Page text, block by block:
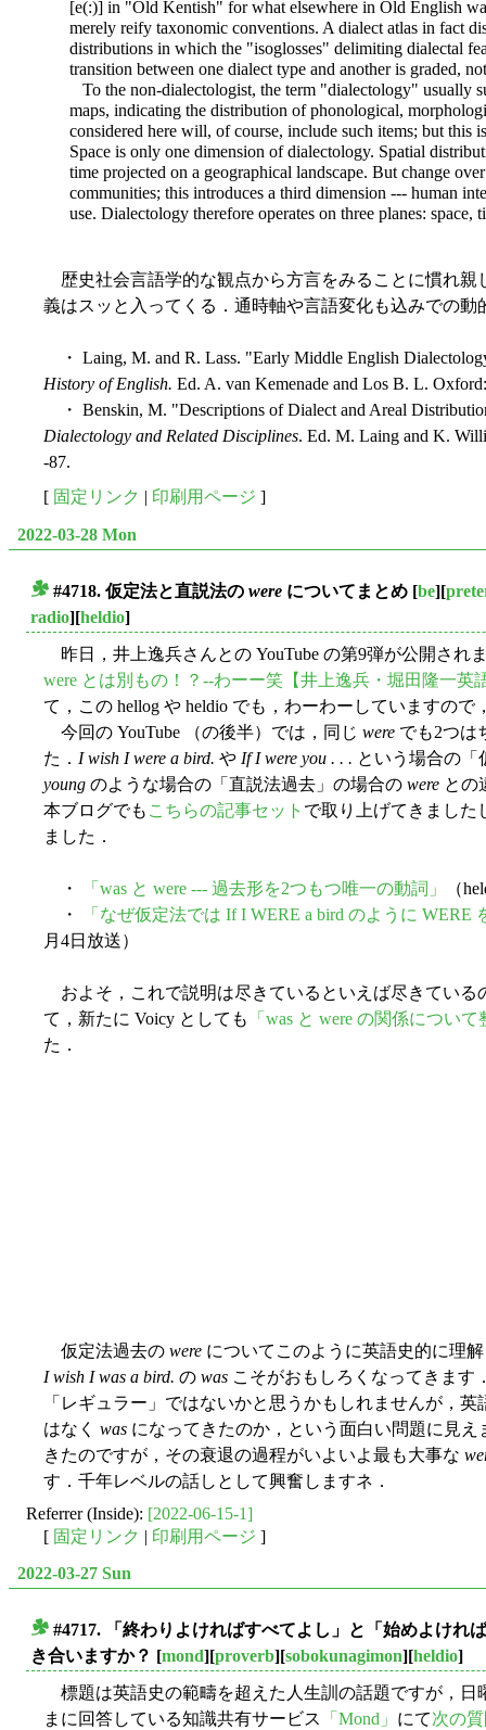
[e(:)] in "Old Kentish" for what elsewhere in Old English
merely reify taxonomic conventions. A dialect atlas in fact
distributions in which the "isoglosses" delimiting dialectal
transition between one dialect type and another is graded,
To the non-dialectologist, the term "dialectology" usually
maps, indicating the distribution of phonological,
considered here will, of course, include such items; but this
Space is only one dimension of dialectology. Spatial
time projected on a geographical landscape. But change
communities; this introduces a third dimension --- human
use. Dialectology therefore operates on three planes: space,
歴史社会言語学的な観点から方言をみることに慣れ親
義はスッと入ってくる．通時軸や言語変化も込みでの動
・ Laing, M. and R. Lass. "Early Middle English
History of English. Ed. A. van Kemenade and Los B. L.
・ Benskin, M. "Descriptions of Dialect and Areal
Dialectology and Related Disciplines. Ed. M. Laing and K.
-87.
[ 固定リンク | 印刷用ページ ]
2022-03-28 Mon
#4718. 仮定法と直説法の were についてまとめ [be][
radio][heldio]
昨日，井上逸兵さんとの YouTube の第9弾が公開され
were とは別もの！？--わーー笑【井上逸兵・堀田隆一英
て，この hellog や heldio でも，わーわーしていますの
今回の YouTube （の後半）では，同じ were でも2つは
た． I wish I were a bird. や If I were you . . . という場合の
young のような場合の「直説法過去」の場合の were との
本ブログでも こちらの記事セット で取り上げてきました
ました．
・ 「was と were --- 過去形を2つもつ唯一の動詞」
（
・
「なぜ仮定法では If I WERE a bird のように WERE
月4日放送）
およそ，これで説明は尽きているといえば尽きている
て，新たに Voicy としても
「was と were の関係につい
た．
仮定法過去の were についてこのように英語史的に理
I wish I was a bird. の was こそがおもしろくなってきます
「レギュラー」ではないかと思うかもしれませんが，
はなく was になってきたのか，という面白い問題に見
きたのですが，その衰退の過程がいよいよ最も大事な
す．千年レベルの話しとして興奮しますネ．
Referrer (Inside): [2022-06-15-1]
[ 固定リンク | 印刷用ページ ]
2022-03-27 Sun
#4717. 「終わりよければすべてよし」と「始めよけれ
き合いますか？ [mond][proverb][sobokunagimon][heldio]
標題は英語史の範疇を超えた人生訓の話題ですが，日
まに回答している知識共有サービス
「Mond」 にて次の